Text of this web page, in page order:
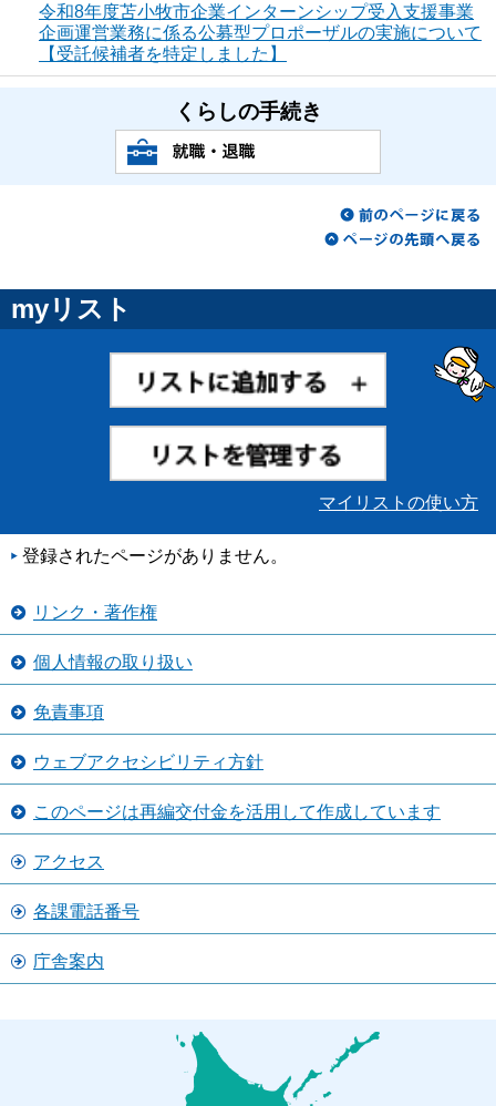
令和8年度苫小牧市企業インターンシップ受入支援事業
企画運営業務に係る公募型プロポーザルの実施について
【受託候補者を特定しました】
くらしの手続き
myリスト
マイリストの使い方
登録されたページがありません。
リンク・著作権
個人情報の取り扱い
免責事項
ウェブアクセシビリティ方針
このページは再編交付金を活用して作成しています
アクセス
各課電話番号
庁舎案内